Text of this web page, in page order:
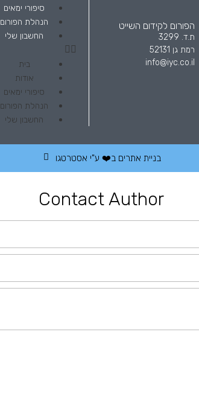
הפורום לקידום השייט
ת.ד. 3299
רמת גן 52131
info@iyc.co.il
סיפורי ימאים
הנהלת הפורום
החשבון שלי
בית
אודות
סיפורי ימאים
הנהלת הפורום
החשבון שלי
בניית אתרים ב❤️ ע"י אסטרטגו
Contact Author